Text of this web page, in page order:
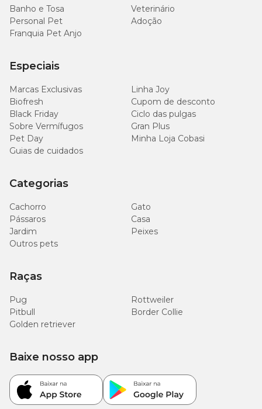
Banho e Tosa
Veterinário
Personal Pet
Adoção
Franquia Pet Anjo
Especiais
Marcas Exclusivas
Linha Joy
Biofresh
Cupom de desconto
Black Friday
Ciclo das pulgas
Sobre Vermífugos
Gran Plus
Pet Day
Minha Loja Cobasi
Guias de cuidados
Categorias
Cachorro
Gato
Pássaros
Casa
Jardim
Peixes
Outros pets
Raças
Pug
Rottweiler
Pitbull
Border Collie
Golden retriever
Baixe nosso app